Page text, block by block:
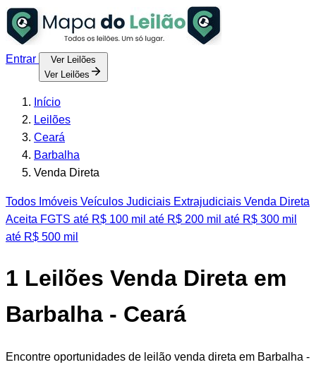
Entrar
Ver Leilões
Ver Leilões
Início
Leilões
Ceará
Barbalha
Venda Direta
Todos Imóveis Veículos Judiciais Extrajudiciais Venda Direta
Aceita FGTS até R$ 100 mil até R$ 200 mil até R$ 300 mil
até R$ 500 mil
1 Leilões Venda Direta em
Barbalha - Ceará
Encontre oportunidades de leilão venda direta em Barbalha -